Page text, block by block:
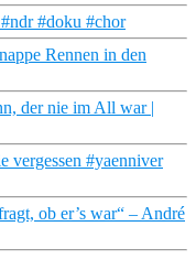
#doku #chor
Rennen in den
der nie im All war |
vergessen #yaenniver
ob er’s war“ – André